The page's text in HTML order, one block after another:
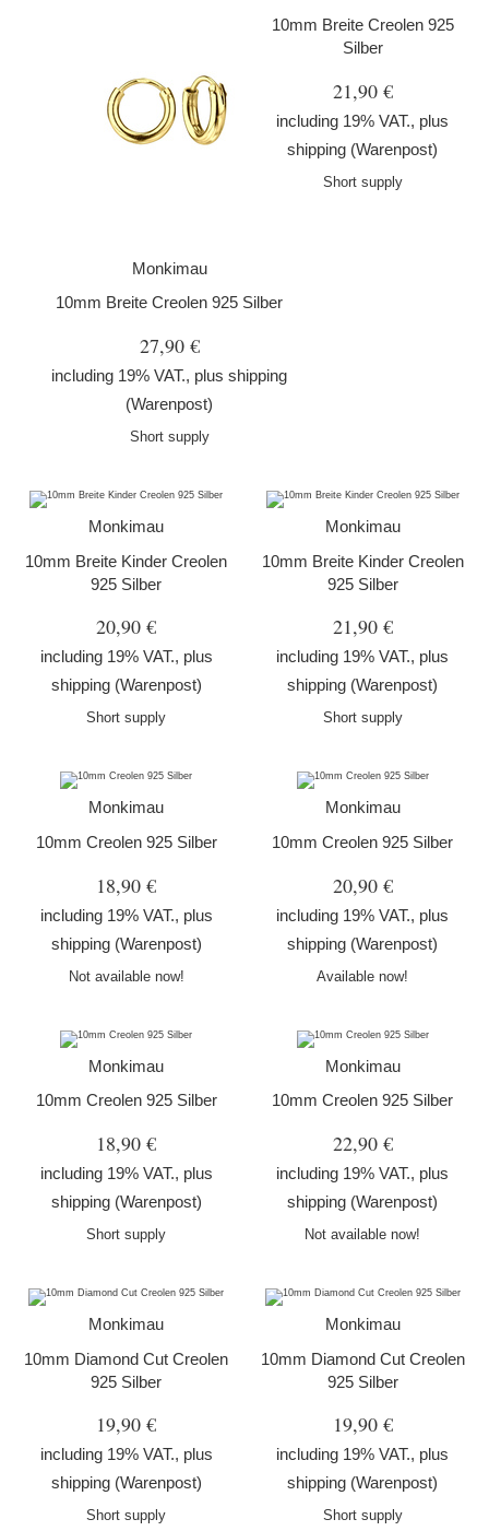
Monkimau
10mm Breite Creolen 925 Silber
27,90 €
including 19% VAT., plus shipping
(Warenpost)
Short supply
10mm Breite Creolen 925
Silber
21,90 €
including 19% VAT., plus
shipping (Warenpost)
Short supply
Monkimau
10mm Breite Kinder Creolen
925 Silber
20,90 €
including 19% VAT., plus
shipping (Warenpost)
Short supply
Monkimau
10mm Breite Kinder Creolen
925 Silber
21,90 €
including 19% VAT., plus
shipping (Warenpost)
Short supply
Monkimau
10mm Creolen 925 Silber
18,90 €
including 19% VAT., plus
shipping (Warenpost)
Not available now!
Monkimau
10mm Creolen 925 Silber
20,90 €
including 19% VAT., plus
shipping (Warenpost)
Available now!
Monkimau
10mm Creolen 925 Silber
18,90 €
including 19% VAT., plus
shipping (Warenpost)
Short supply
Monkimau
10mm Creolen 925 Silber
22,90 €
including 19% VAT., plus
shipping (Warenpost)
Not available now!
Monkimau
10mm Diamond Cut Creolen
925 Silber
19,90 €
including 19% VAT., plus
shipping (Warenpost)
Short supply
Monkimau
10mm Diamond Cut Creolen
925 Silber
19,90 €
including 19% VAT., plus
shipping (Warenpost)
Short supply